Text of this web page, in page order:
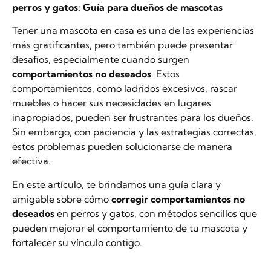
perros y gatos: Guía para dueños de mascotas
Tener una mascota en casa es una de las experiencias
más gratificantes, pero también puede presentar
desafíos, especialmente cuando surgen
comportamientos no deseados. Estos
comportamientos, como ladridos excesivos, rascar
muebles o hacer sus necesidades en lugares
inapropiados, pueden ser frustrantes para los dueños.
Sin embargo, con paciencia y las estrategias correctas,
estos problemas pueden solucionarse de manera
efectiva.
En este artículo, te brindamos una guía clara y
amigable sobre cómo corregir comportamientos no
deseados en perros y gatos, con métodos sencillos que
pueden mejorar el comportamiento de tu mascota y
fortalecer su vínculo contigo.